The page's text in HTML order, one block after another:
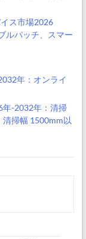
ス市場2026
ルパッチ、スマー
年：オンライ
年-2032年：清掃
掃幅 1500mm以